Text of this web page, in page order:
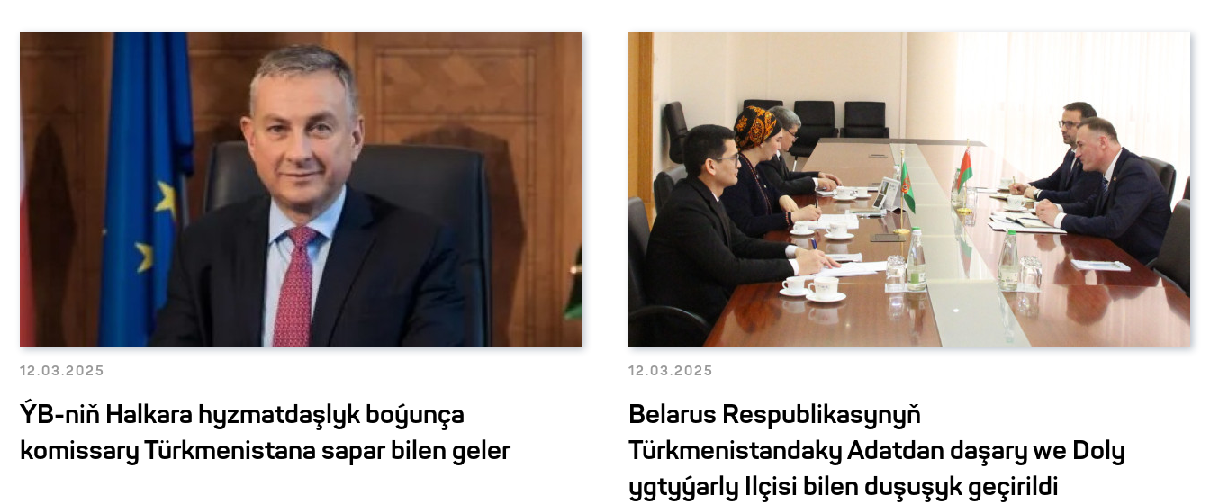
12.03.2025
ÝB-niň Halkara hyzmatdaşlyk boýunça
komissary Türkmenistana sapar bilen geler
12.03.2025
Belarus Respublikasynyň
Türkmenistandaky Adatdan daşary we Doly
ygtyýarly Ilçisi bilen duşuşyk geçirildi